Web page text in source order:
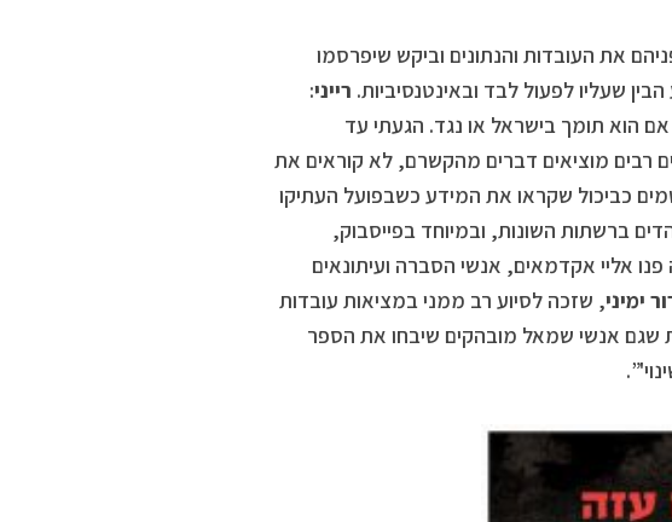
את העובדות והנתונים וביקש שיפרסמו
שעליו לפעול לבד ובאינטנסיביות. רייני:
הוא תומך בישראל או נגד. הגעתי עד
רבים מוציאים דברים מהקשרם, לא קוראים את
כביכול שקראו את המידע כשבפועל העתיקו
ברשתות השונות, ובמיוחד בפייסבוק,
אליי אקדמאים, אנשי הסברה ועיתונאים
ימיני, שזכה לסיוע רב ממני במציאות עובדות
שגם אנשי שמאל מובהקים שיבחו את הספר